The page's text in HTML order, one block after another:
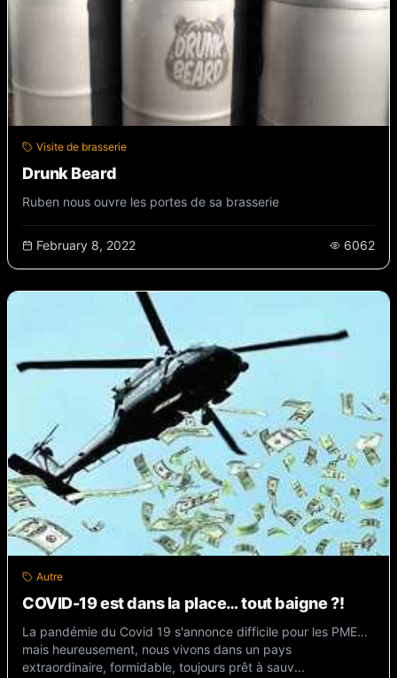
Visite de brasserie
Drunk Beard
Ruben nous ouvre les portes de sa brasserie
February 8, 2022 6062
Autre
COVID-19 est dans la place… tout baigne ?!
La pandémie du Covid 19 s'annonce difficile pour les PME…
mais heureusement, nous vivons dans un pays
extraordinaire, formidable, toujours prêt à sauv...